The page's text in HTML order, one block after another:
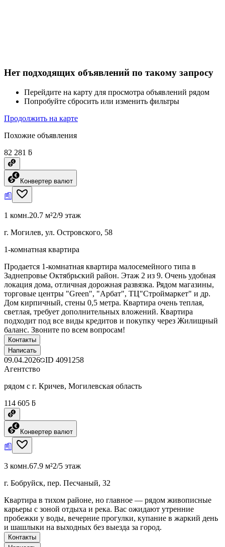
Нет подходящих объявлений по такому запросу
Перейдите на карту для просмотра объявлений рядом
Попробуйте сбросить или изменить фильтры
Продолжить на карте
Похожие объявления
82 281 ƃ
Конвертер валют
1 комн.20.7 м²2/9 этаж
г. Могилев, ул. Островского, 58
1-комнатная квартира
Продается 1-комнатная квартира малосемейного типа в
Заднепровье Октябрьский район. Этаж 2 из 9. Очень удобная
локация дома, отличная дорожная развязка. Рядом магазины,
торговые центры "Green", "Арбат", ТЦ"Строймаркет" и др.
Дом кирпичный, стены 0,5 метра. Квартира очень теплая,
светлая, требует дополнительных вложений. Квартира
подходит под все виды кредитов и покупку через Жилищный
баланс. Звоните по всем вопросам!
Контакты
Написать
09.04.2026 ID 4091258
Агентство
рядом с г. Кричев, Могилевская область
114 605 ƃ
Конвертер валют
3 комн.67.9 м²2/5 этаж
г. Бобруйск, пер. Песчаный, 32
Квартира в тихом районе, но главное — рядом живописные
карьеры с зоной отдыха и река. Вас ожидают утренние
пробежки у воды, вечерние прогулки, купание в жаркий день
и шашлыки на выходных без выезда за город.
Контакты